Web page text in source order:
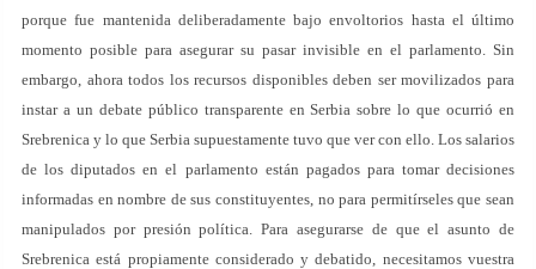
porque fue mantenida deliberadamente bajo envoltorios hasta el último
momento posible para asegurar su pasar invisible en el parlamento. Sin
embargo, ahora todos los recursos disponibles deben ser movilizados para
instar a un debate público transparente en Serbia sobre lo que ocurrió en
Srebrenica y lo que Serbia supuestamente tuvo que ver con ello. Los salarios
de los diputados en el parlamento están pagados para tomar decisiones
informadas en nombre de sus constituyentes, no para permitírseles que sean
manipulados por presión política. Para asegurarse de que el asunto de
Srebrenica está propiamente considerado y debatido, necesitamos vuestra